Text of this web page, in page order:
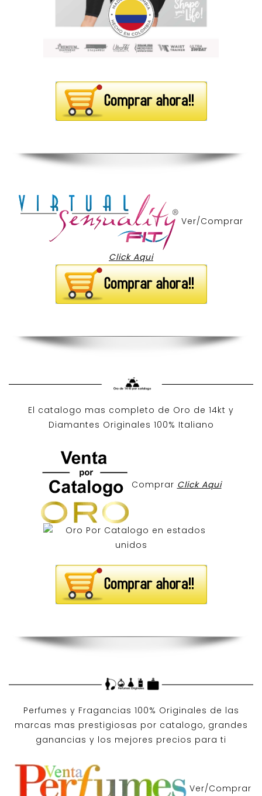
Ver/Comprar
Click Aqui
El catalogo mas completo de Oro de 14kt y
Diamantes Originales 100% Italiano
Comprar Click Aqui
Perfumes y Fragancias 100% Originales de las
marcas mas prestigiosas por catalogo, grandes
ganancias y los mejores precios para ti
Ver/Comprar